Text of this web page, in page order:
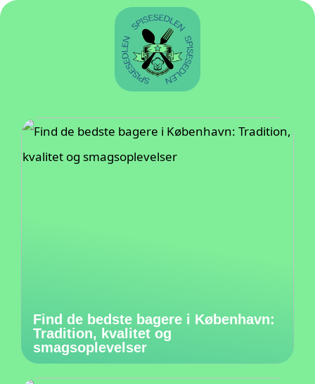
Find de bedste bagere i København:
Tradition, kvalitet og
smagsoplevelser